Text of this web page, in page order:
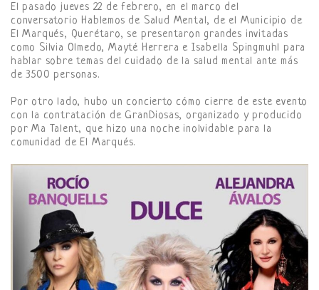
El pasado jueves 22 de febrero, en el marco del
conversatorio Hablemos de Salud Mental, de el Municipio de
El Marqués, Querétaro, se presentaron grandes invitadas
como Silvia Olmedo, Mayté Herrera e Isabella Spingmuhl para
hablar sobre temas del cuidado de la salud mental ante más
de 3500 personas.
Por otro lado, hubo un concierto cómo cierre de este evento
con la contratación de GranDiosas, organizado y producido
por Ma Talent, que hizo una noche inolvidable para la
comunidad de El Marqués.